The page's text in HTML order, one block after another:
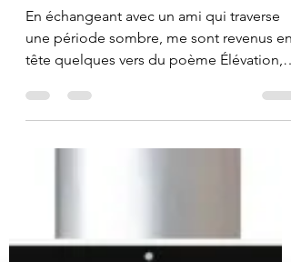
16 déc. 2021
2 min de lecture
Baudelaire et la méditation
En échangeant avec un ami qui traverse
une période sombre, me sont revenus en